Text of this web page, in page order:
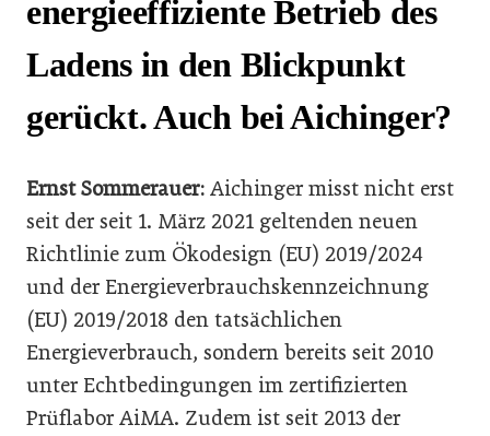
energieeffiziente Betrieb des
Ladens in den Blickpunkt
gerückt. Auch bei Aichinger?
Ernst Sommerauer: Aichinger misst nicht erst
seit der seit 1. März 2021 geltenden neuen
Richtlinie zum Ökodesign (EU) 2019/2024
und der Energieverbrauchskennzeichnung
(EU) 2019/2018 den tatsächlichen
Energieverbrauch, sondern bereits seit 2010
unter Echtbedingungen im zertifizierten
Prüflabor AiMA. Zudem ist seit 2013 der